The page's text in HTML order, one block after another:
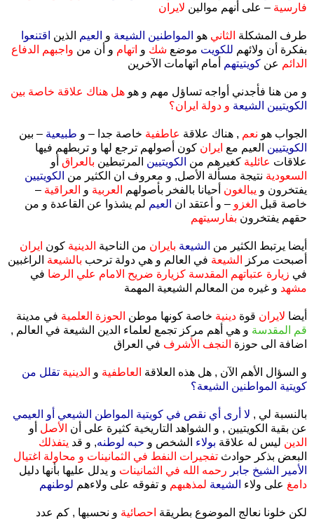
فارسية – على أنهم موالين لايران
طرف المشكلة الثاني هو المواطنين الشيعة و العيم الذين اقتنعوا
بفكرة أن ولائهم للكويت موضع شك و اتهام و أن من واجبهم الدفاع
الدائم عن كويتيتهم أمام اتهامات الآخرين
و من هنا فأجدني أواجه تساؤل مهم و هو هل هناك علاقة خاصة بين
الكويتيين الشيعة و دولة ايران؟
الجواب هو نعم , هناك علاقة عاطفية خاصة جدا – و طبيعية – بين
الكويتيين العيم مع ايران كون أصولهم ترجع لها و تربطهم فيها
علاقات عائلية كغيرهم من الكويتيين المرتبطين بالعراق أو
السعودية نتيجة مسألة الأصل, و معروف ان الكثير من الكويتيين
يفتخرون و يبالغون أحيانا بالفخر بأصولهم العربية و العراقية –
خاصة قبل الغزو – و أعتقد ان العيم لم يشذوا عن القاعدة و من
حقهم يفتخرون بفارسيتهم
أيضا يرتبط الكثير من الشيعة بايران من الناحية الدينية كون ايران
أصبحت مركز
الشيعة في العالم و هي دولة ترحب بالشيعة الراغبين
في زيارة عتباتهم المقدسة كزيارة ضريح الامام علي الرضا في
مشهد و غيره من المعالم الشيعية المهمة
أيضا لايران قوة دينية خاصة كونها موطن الحوزة العلمية في مدينة
قم المقدسة و هي أهم مركز تجمع لعلماء الدين الشيعة في العالم ,
اضافة الى حوزة النجف الأشرف في العراق
و السؤال الأهم الآن , هل هذه العلاقة العاطفية و الدينية تقلل من
كويتية المواطنين الشيعة؟
بالنسبة لي , لا أرى أي نقص في كويتية المواطن الشيعي أو العيمي
عن بقية الكويتيين , و الشواهد التاريخية كثيرة على أن الأصل أو
الدين ليس له علاقة بولاء الشخص و حبه لوطنه, و قد يتفذلك
البعض بذكر حوادث تفجيرات النفط في الثمانينات و محاولة اغتيال
الأمير الشيخ جابر رحمه الله في الثمانينات و يدلل عليها بأنها دليل
دامغ على ولاء الشيعة لمذهبهم و تفوقه على ولاءهم لوطنهم
لكن خلونا نعالج الموضوع بطريقة احصائية و نحسبها , كم عدد